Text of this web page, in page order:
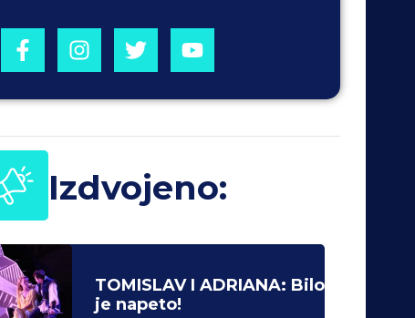
Izdvojeno:
TOMISLAV I ADRIANA: Bilo
je napeto!